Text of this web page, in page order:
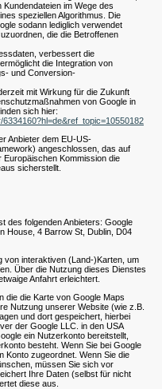
im Wege des
speziellen Algorithmus. Die
sodann lediglich verwendet
die die Betroffenen
verbessert die
die Integration von
und Conversion-
mit Wirkung für die Zukunft
von Google in
sich hier:
Anbieter dem EU-US-
angeschlossen, das auf
Kommission die
sicherstellt.
des folgenden Anbieters: Google
House, 4 Barrow St, Dublin, D04
von interaktiven (Land-)Karten, um
Über die Nutzung dieses Dienstes
Anfahrt erleichtert.
die die Karte von Google Maps
Nutzung unserer Website (wie z.B.
und dort gespeichert, hierbei
der Google LLC. in den USA
ein Nutzerkonto bereitstellt,
besteht. Wenn Sie bei Google
Konto zugeordnet. Wenn Sie die
müssen Sie sich vor
Ihre Daten (selbst für nicht
diese aus.